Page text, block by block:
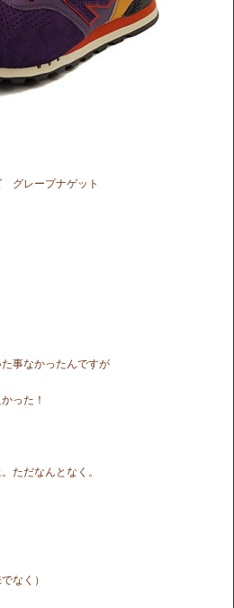
グレープナゲット
事なかったんですが
った！
ただなんとなく。
なく）